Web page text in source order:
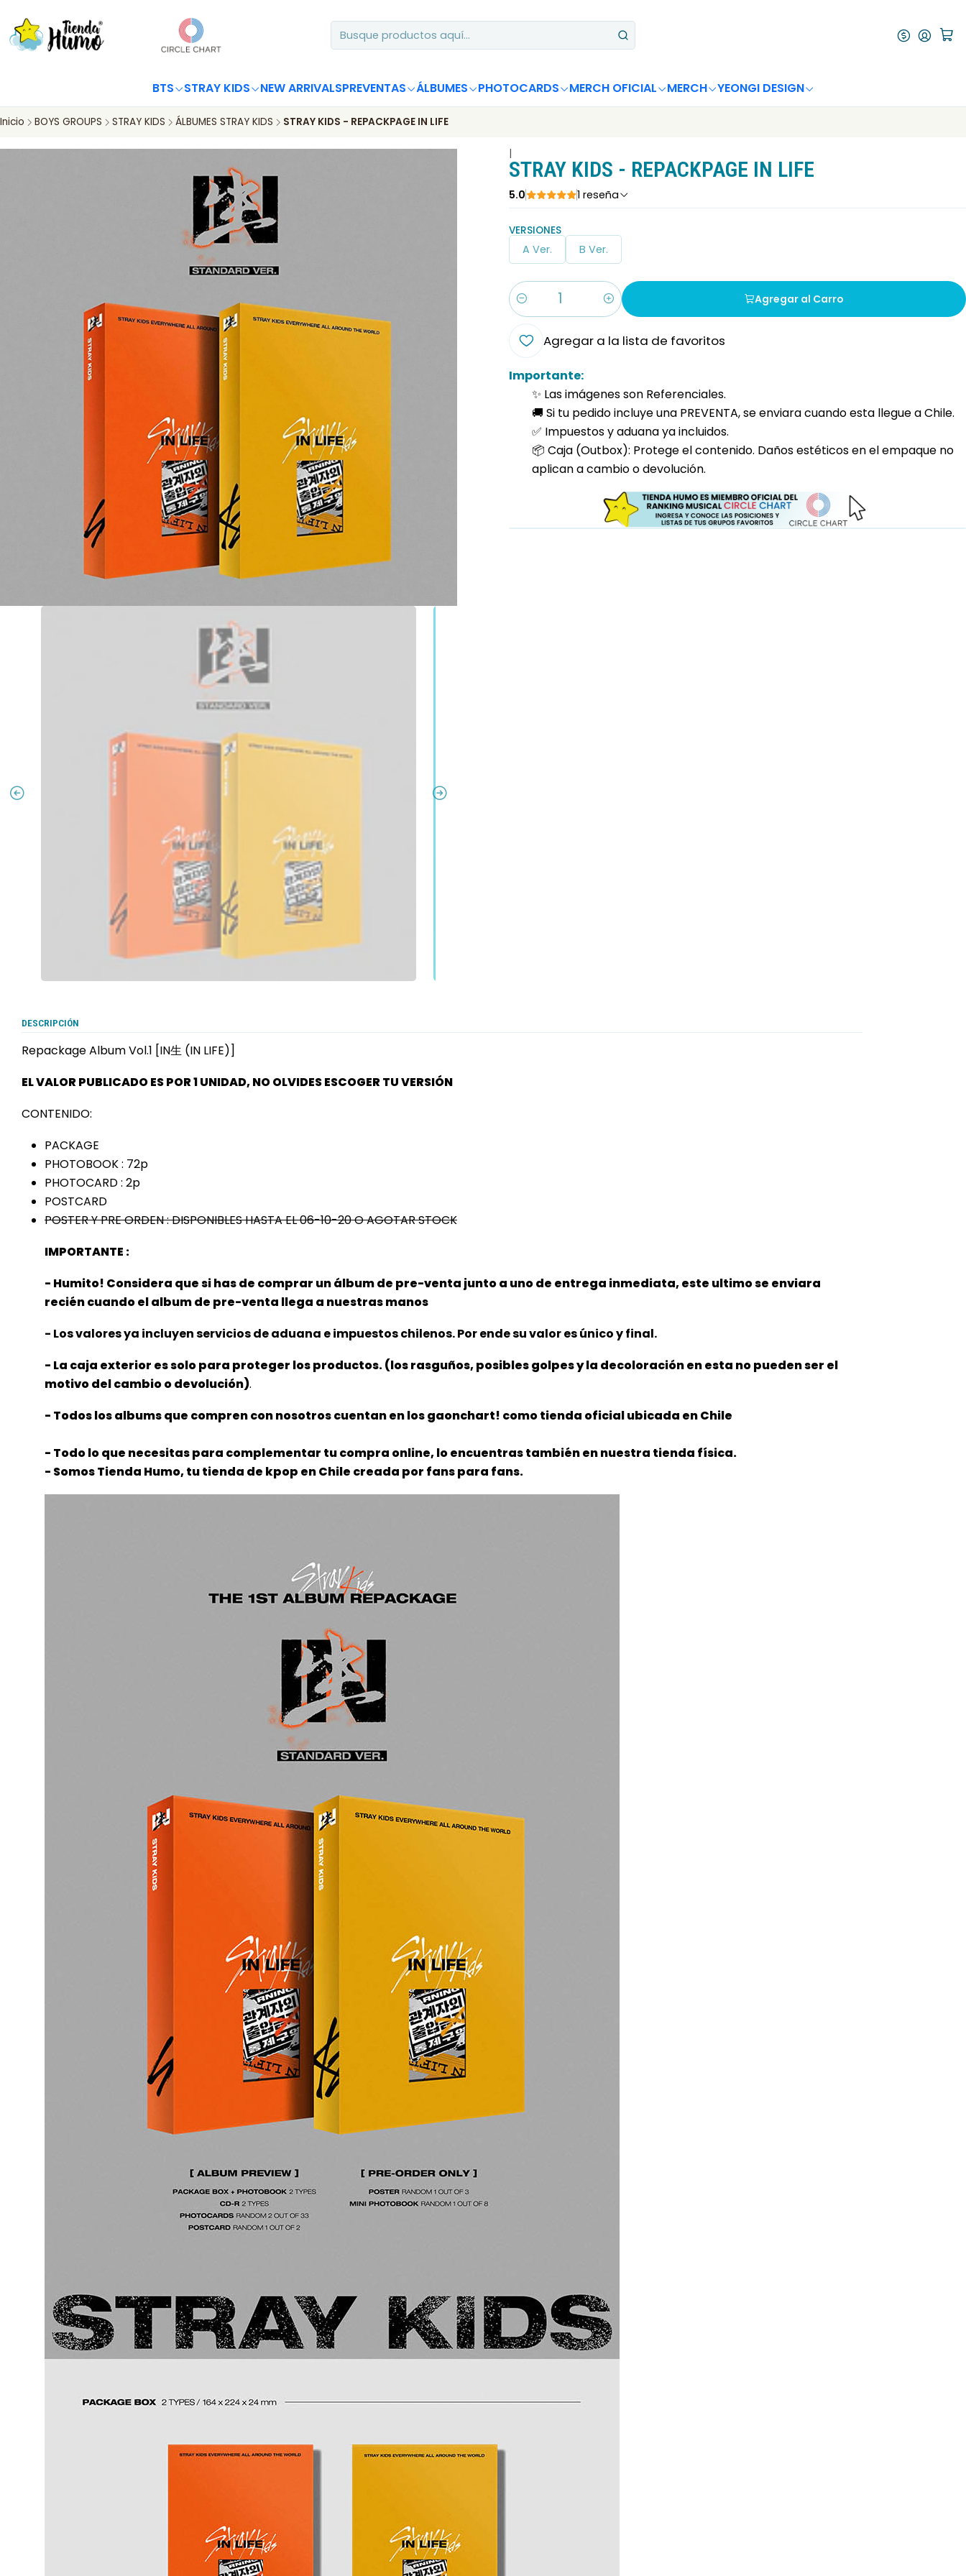
BTS STRAY KIDS NEW ARRIVALSPREVENTAS ÁLBUMES PHOTOCARDS MERCH OFICIAL MERCH YEONGI DESIGN
Inicio BOYS GROUPS STRAY KIDS ÁLBUMES STRAY KIDS STRAY KIDS - REPACKPAGE IN LIFE
|
STRAY KIDS - REPACKPAGE IN LIFE
5.0 1 reseña
VERSIONES
A Ver. B Ver.
Cantidad
Agregar al Carro
Agregar a la lista de favoritos
Importante:
✨ Las imágenes son Referenciales.
🚚 Si tu pedido incluye una PREVENTA, se enviara cuando esta llegue a Chile.
✅ Impuestos y aduana ya incluidos.
📦 Caja (Outbox): Protege el contenido. Daños estéticos en el empaque no
aplican a cambio o devolución.
DESCRIPCIÓN
Repackage Album Vol.1 [IN生 (IN LIFE)]
EL VALOR PUBLICADO ES POR 1 UNIDAD, NO OLVIDES ESCOGER TU VERSIÓN
CONTENIDO:
PACKAGE
PHOTOBOOK : 72p
PHOTOCARD : 2p
POSTCARD
POSTER Y PRE ORDEN : DISPONIBLES HASTA EL 06-10-20 O AGOTAR STOCK
IMPORTANTE :
- Humito! Considera que si has de comprar un álbum de pre-venta junto a uno de entrega inmediata, este ultimo se enviara
recién cuando el album de pre-venta llega a nuestras manos
- Los valores ya incluyen servicios de aduana e impuestos chilenos. Por ende su valor es único y final.
- La caja exterior es solo para proteger los productos. (los rasguños, posibles golpes y la decoloración en esta no pueden ser el
motivo del cambio o devolución).
- Todos los albums que compren con nosotros cuentan en los gaonchart! como tienda oficial ubicada en Chile
- Todo lo que necesitas para complementar tu compra online, lo encuentras también en nuestra tienda física.
- Somos Tienda Humo, tu tienda de kpop en Chile creada por fans para fans.